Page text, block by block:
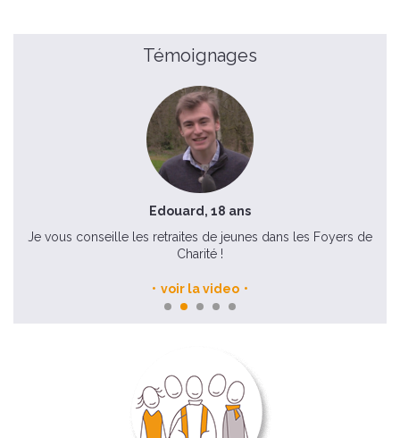
Témoignages
Edouard, 18 ans
Je vous conseille les retraites de jeunes dans les Foyers de
Charité !
voir la video